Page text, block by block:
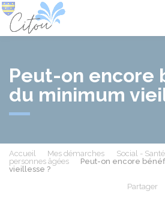
Peut-on encore
du minimum
Accueil Mes démarches Social - Santé
personnes âgées
Peut-on encore
vieillesse ?
Partager